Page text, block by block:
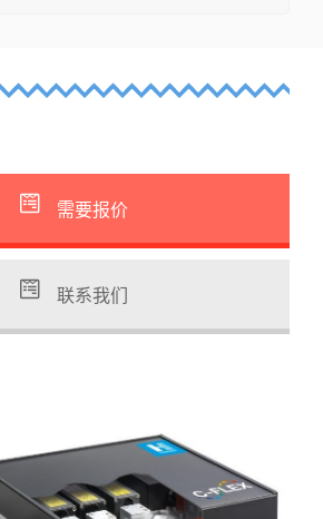
需要报价
联系我们